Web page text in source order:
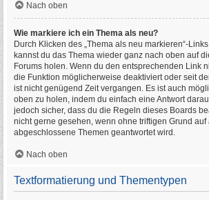
Nach oben
Wie markiere ich ein Thema als neu?
Durch Klicken des „Thema als neu markieren“-
kannst du das Thema wieder ganz nach oben auf
Forums holen. Wenn du den entsprechenden Link
die Funktion möglicherweise deaktiviert oder seit
ist nicht genügend Zeit vergangen. Es ist auch
oben zu holen, indem du einfach eine Antwort
jedoch sicher, dass du die Regeln dieses Boards
nicht gerne gesehen, wenn ohne triftigen Grund auf
abgeschlossene Themen geantwortet wird.
Nach oben
Textformatierung und Thementypen